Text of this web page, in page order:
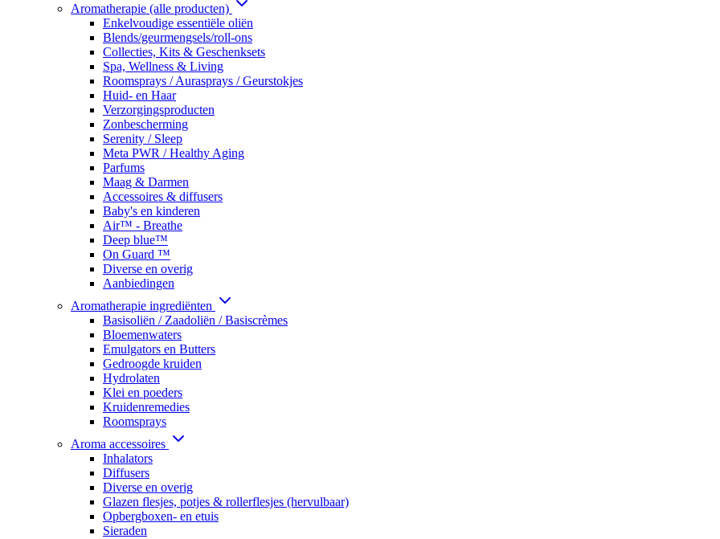
Aromatherapie (alle producten)
Enkelvoudige essentiële oliën
Blends/geurmengsels/roll-ons
Collecties, Kits & Geschenksets
Spa, Wellness & Living
Roomsprays / Aurasprays / Geurstokjes
Huid- en Haar
Verzorgingsproducten
Zonbescherming
Serenity / Sleep
Meta PWR / Healthy Aging
Parfums
Maag & Darmen
Accessoires & diffusers
Baby's en kinderen
Air™ - Breathe
Deep blue™
On Guard ™
Diverse en overig
Aanbiedingen
Aromatherapie ingrediënten
Basisoliën / Zaadoliën / Basiscrèmes
Bloemenwaters
Emulgators en Butters
Gedroogde kruiden
Hydrolaten
Klei en poeders
Kruidenremedies
Roomsprays
Aroma accessoires
Inhalators
Diffusers
Diverse en overig
Glazen flesjes, potjes & rollerflesjes (hervulbaar)
Opbergboxen- en etuis
Sieraden